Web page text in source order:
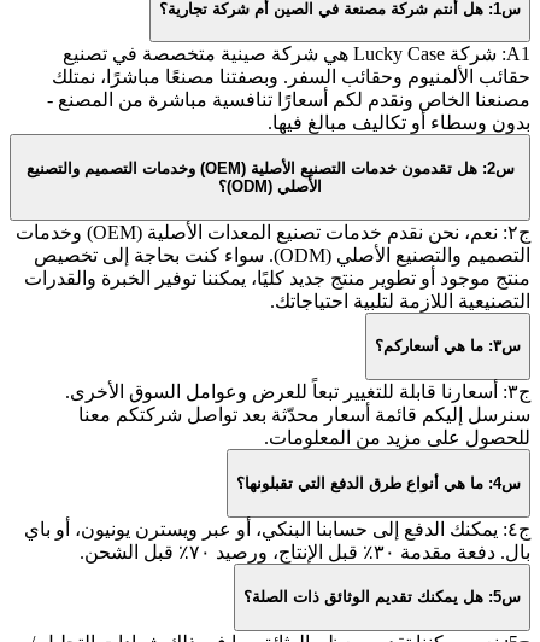
س1: هل أنتم شركة مصنعة في الصين أم شركة تجارية؟
A1: شركة Lucky Case هي شركة صينية متخصصة في تصنيع
حقائب الألمنيوم وحقائب السفر. وبصفتنا مصنعًا مباشرًا، نمتلك
مصنعنا الخاص ونقدم لكم أسعارًا تنافسية مباشرة من المصنع -
بدون وسطاء أو تكاليف مبالغ فيها.
س2: هل تقدمون خدمات التصنيع الأصلية (OEM) وخدمات التصميم والتصنيع
الأصلي (ODM)؟
ج٢: نعم، نحن نقدم خدمات تصنيع المعدات الأصلية (OEM) وخدمات
التصميم والتصنيع الأصلي (ODM). سواء كنت بحاجة إلى تخصيص
منتج موجود أو تطوير منتج جديد كليًا، يمكننا توفير الخبرة والقدرات
التصنيعية اللازمة لتلبية احتياجاتك.
س٣: ما هي أسعاركم؟
ج٣: أسعارنا قابلة للتغيير تبعاً للعرض وعوامل السوق الأخرى.
سنرسل إليكم قائمة أسعار محدّثة بعد تواصل شركتكم معنا
للحصول على مزيد من المعلومات.
س4: ما هي أنواع طرق الدفع التي تقبلونها؟
ج٤: يمكنك الدفع إلى حسابنا البنكي، أو عبر ويسترن يونيون، أو باي
بال. دفعة مقدمة ٣٠٪ قبل الإنتاج، ورصيد ٧٠٪ قبل الشحن.
س5: هل يمكنك تقديم الوثائق ذات الصلة؟